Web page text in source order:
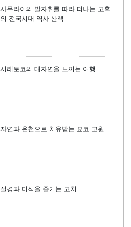
사무라이의 발자취를 따라 떠나는 고후
의 전국시대 역사 산책
시레토코의 대자연을 느끼는 여행
자연과 온천으로 치유받는 묘코 고원
절경과 미식을 즐기는 고치